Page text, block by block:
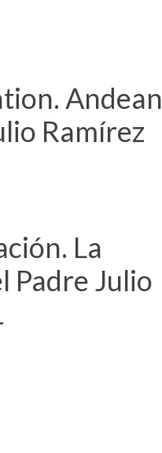
Andean
Ramírez
La
Padre Julio